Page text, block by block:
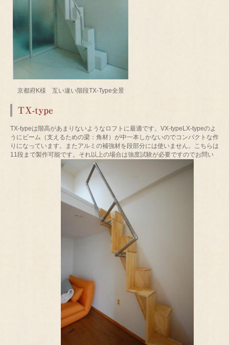
京都府K様 互い違い階段TX-Type全景
TX-type
TX-typeは階高があまりないようなロフトに最適です。VX-typeLX-typeのよ
うにビーム（支えるための梁：角材）が中一本しかないのでコンパクトな作
りになっています。またアルミの補強材を段部分には使いません。こちらは
11段まで製作可能です。それ以上の場合は強度試験が必要ですのでお問い